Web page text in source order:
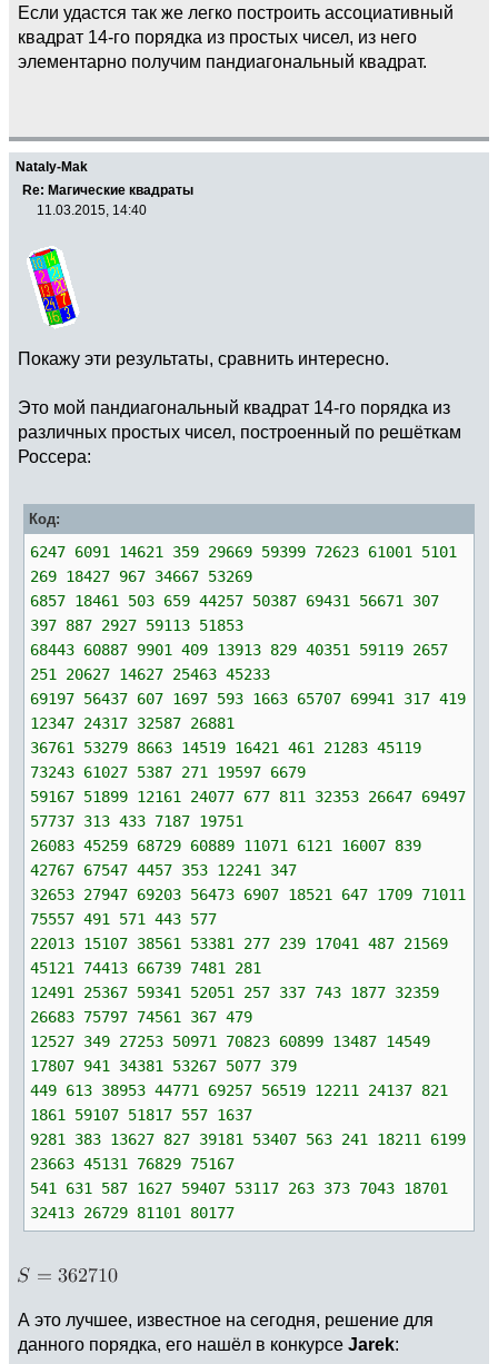
Если удастся так же легко построить ассоциативный
квадрат 14-го порядка из простых чисел, из него
элементарно получим пандиагональный квадрат.
Nataly-Mak
Re: Магические квадраты
11.03.2015, 14:40
Покажу эти результаты, сравнить интересно.
Это мой пандиагональный квадрат 14-го порядка из
различных простых чисел, построенный по решёткам
Россера:
Код:
6247 6091 14621 359 29669 59399 72623 61001 5101
269 18427 967 34667 53269
6857 18461 503 659 44257 50387 69431 56671 307
397 887 2927 59113 51853
68443 60887 9901 409 13913 829 40351 59119 2657
251 20627 14627 25463 45233
69197 56437 607 1697 593 1663 65707 69941 317 419
12347 24317 32587 26881
36761 53279 8663 14519 16421 461 21283 45119
73243 61027 5387 271 19597 6679
59167 51899 12161 24077 677 811 32353 26647 69497
57737 313 433 7187 19751
26083 45259 68729 60889 11071 6121 16007 839
42767 67547 4457 353 12241 347
32653 27947 69203 56473 6907 18521 647 1709 71011
75557 491 571 443 577
22013 15107 38561 53381 277 239 17041 487 21569
45121 74413 66739 7481 281
12491 25367 59341 52051 257 337 743 1877 32359
26683 75797 74561 367 479
12527 349 27253 50971 70823 60899 13487 14549
17807 941 34381 53267 5077 379
449 613 38953 44771 69257 56519 12211 24137 821
1861 59107 51817 557 1637
9281 383 13627 827 39181 53407 563 241 18211 6199
23663 45131 76829 75167
541 631 587 1627 59407 53117 263 373 7043 18701
32413 26729 81101 80177
А это лучшее, известное на сегодня, решение для
данного порядка, его нашёл в конкурсе Jarek: